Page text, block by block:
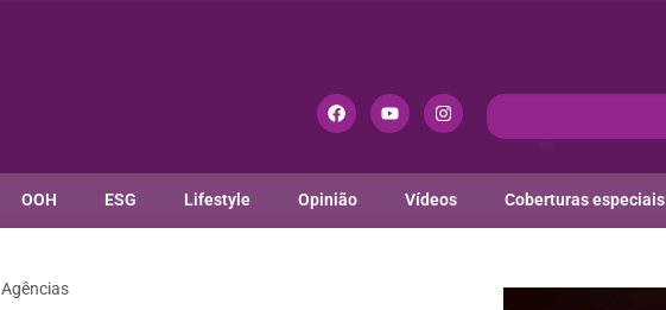
OOH ESG Lifestyle Opinião Vídeos Coberturas especiais
Agências